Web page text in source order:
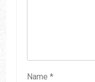
Name *